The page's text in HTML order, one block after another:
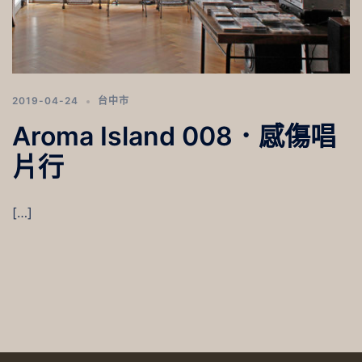
2019-04-24 台中市
Aroma Island 008．感傷唱
片行
[…]